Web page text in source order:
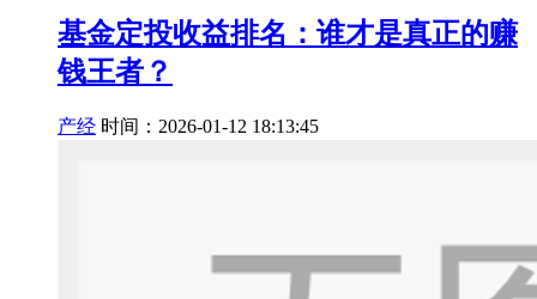
基金定投收益排名：谁才是真正的赚
钱王者？
产经 时间：2026-01-12 18:13:45